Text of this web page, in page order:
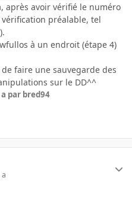
après avoir vérifié le numéro
préalable, tel
à un endroit (étape 4)
faire une sauvegarde des
sur le DD^^
par bred94
a